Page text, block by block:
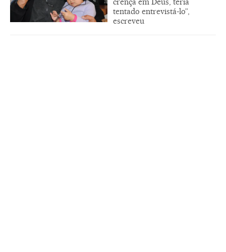
tentado entrevistá-lo”,
escreveu